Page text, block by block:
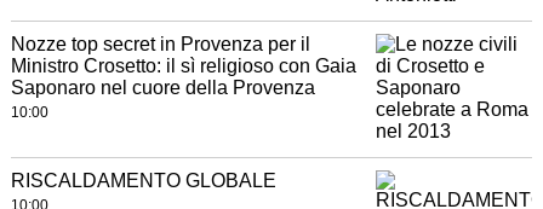
Nozze top secret in Provenza per il
Ministro Crosetto: il sì religioso con Gaia
Saponaro nel cuore della Provenza
10:00
RISCALDAMENTO GLOBALE
10:00